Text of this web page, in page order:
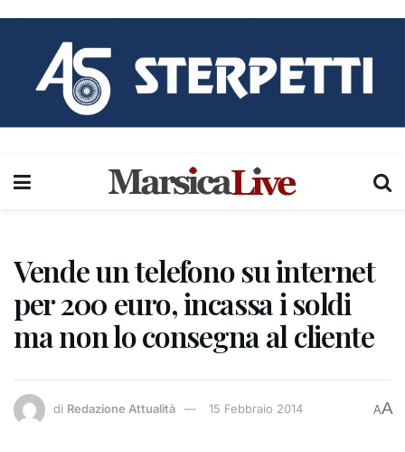
Vende un telefono su internet
per 200 euro, incassa i soldi
ma non lo consegna al cliente
di Redazione Attualità 15 Febbraio 2014 AA